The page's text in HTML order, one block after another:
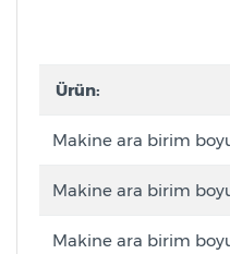
Ürün:
Makine ara birim
Makine ara birim
Makine ara birim